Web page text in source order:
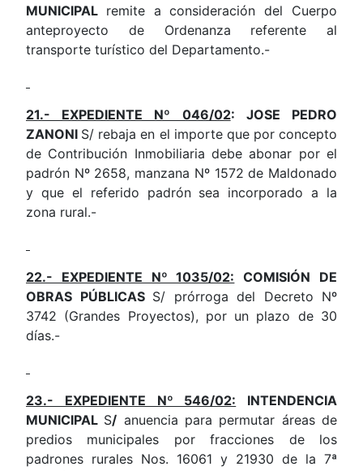
MUNICIPAL remite a consideración del Cuerpo
anteproyecto de Ordenanza referente al
transporte turístico del Departamento.-
21.- EXPEDIENTE Nº 046/02: JOSE PEDRO
ZANONI S/ rebaja en el importe que por concepto
de Contribución Inmobiliaria debe abonar por el
padrón Nº 2658, manzana Nº 1572 de Maldonado
y que el referido padrón sea incorporado a la
zona rural.-
22.- EXPEDIENTE Nº 1035/02: COMISIÓN DE
OBRAS PÚBLICAS S/ prórroga del Decreto Nº
3742 (Grandes Proyectos), por un plazo de 30
días.-
23.- EXPEDIENTE Nº 546/02: INTENDENCIA
MUNICIPAL S/ anuencia para permutar áreas de
predios municipales por fracciones de los
padrones rurales Nos. 16061 y 21930 de la 7ª